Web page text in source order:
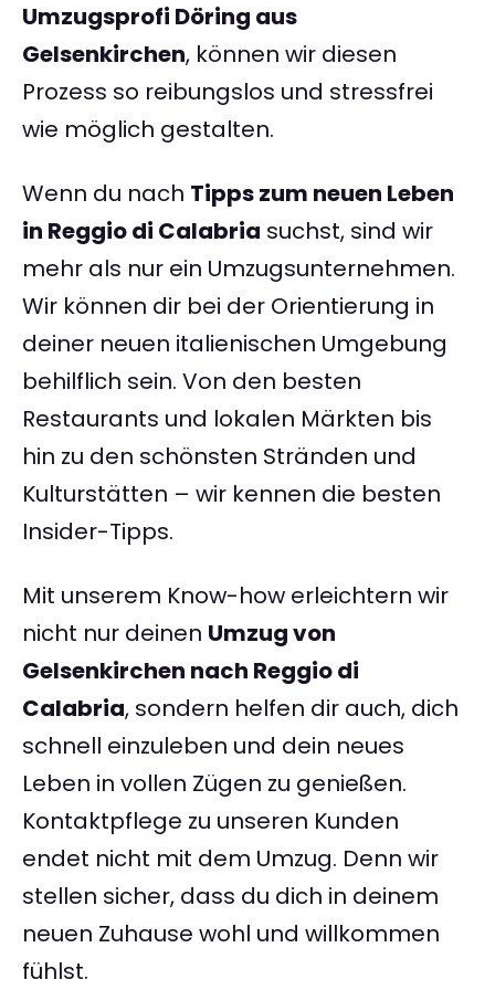
Umzugsprofi Döring aus
Gelsenkirchen, können wir diesen
Prozess so reibungslos und stressfrei
wie möglich gestalten.
Wenn du nach Tipps zum neuen Leben
in Reggio di Calabria suchst, sind wir
mehr als nur ein Umzugsunternehmen.
Wir können dir bei der Orientierung in
deiner neuen italienischen Umgebung
behilflich sein. Von den besten
Restaurants und lokalen Märkten bis
hin zu den schönsten Stränden und
Kulturstätten – wir kennen die besten
Insider-Tipps.
Mit unserem Know-how erleichtern wir
nicht nur deinen Umzug von
Gelsenkirchen nach Reggio di
Calabria, sondern helfen dir auch, dich
schnell einzuleben und dein neues
Leben in vollen Zügen zu genießen.
Kontaktpflege zu unseren Kunden
endet nicht mit dem Umzug. Denn wir
stellen sicher, dass du dich in deinem
neuen Zuhause wohl und willkommen
fühlst.